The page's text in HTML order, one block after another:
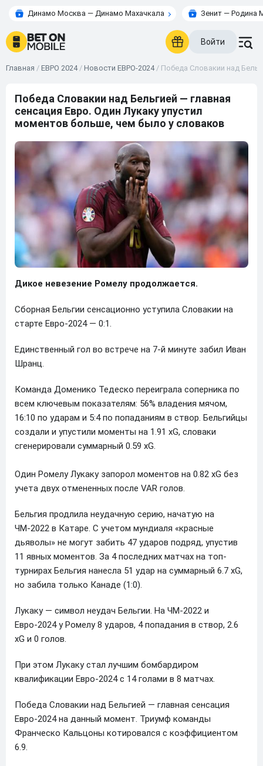
Динамо Москва — Динамо Махачкала Зенит — Родина
Войти
Главная / ЕВРО 2024/ Новости ЕВРО-2024/ Победа Словакии над
Победа Словакии над Бельгией — главная
сенсация Евро. Один Лукаку упустил
моментов больше, чем было у словаков
Дикое невезение Ромелу продолжается.
Сборная Бельгии сенсационно уступила Словакии на
старте Евро-2024 — 0:1.
Единственный гол во встрече на 7-й минуте забил Иван
Шранц.
Команда Доменико Тедеско переиграла соперника по
всем ключевым показателям: 56% владения мячом,
16:10 по ударам и 5:4 по попаданиям в створ. Бельгийцы
создали и упустили моменты на 1.91 xG, словаки
сгенерировали суммарный 0.59 xG.
Один Ромелу Лукаку запорол моментов на 0.82 xG без
учета двух отмененных после VAR голов.
Бельгия продлила неудачную серию, начатую на
ЧМ-2022 в Катаре. С учетом мундиаля «красные
дьяволы» не могут забить 47 ударов подряд, упустив
11 явных моментов. За 4 последних матчах на топ-
турнирах Бельгия нанесла 51 удар на суммарный 6.7 xG,
но забила только Канаде (1:0).
Лукаку — символ неудач Бельгии. На ЧМ-2022 и
Евро-2024 у Ромелу 8 ударов, 4 попадания в створ, 2.6
xG и 0 голов.
При этом Лукаку стал лучшим бомбардиром
квалификации Евро-2024 с 14 голами в 8 матчах.
Победа Словакии над Бельгией — главная сенсация
Евро-2024 на данный момент. Триумф команды
Франческо Кальцоны котировался с коэффициентом
6.9.